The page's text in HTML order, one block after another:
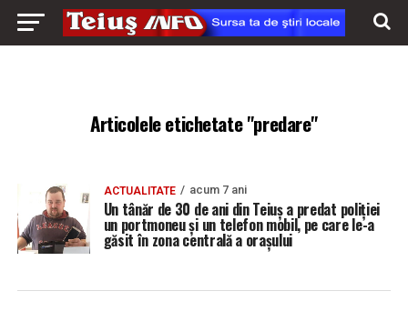
Articolele etichetate "predare"
ACTUALITATE acum 7 ani
Un tânăr de 30 de ani din Teiuş a predat poliţiei
un portmoneu şi un telefon mobil, pe care le-a
găsit în zona centrală a oraşului